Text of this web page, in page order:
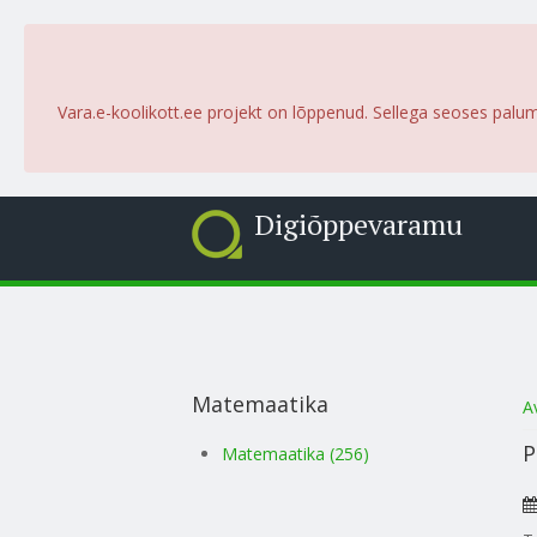
Vara.e-koolikott.ee projekt on lõppenud. Sellega seoses
Digiõppevaramu
Matemaatika
Matemaatika (256)